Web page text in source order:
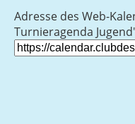
Adresse des Web-
Turnieragenda